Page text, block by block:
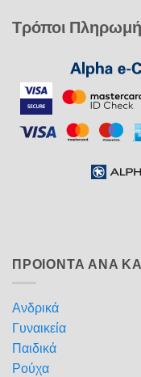
Τρόποι
ΠΡΟΙΟΝΤΑ ΑΝΑ
Ανδρικά
Γυναικεία
Παιδικά
Ρούχα